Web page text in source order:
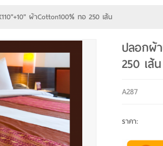
ผ้าCotton100% ทอ 250 เส้น
ปลอกผ้
250 เส้น
A287
ราคา: